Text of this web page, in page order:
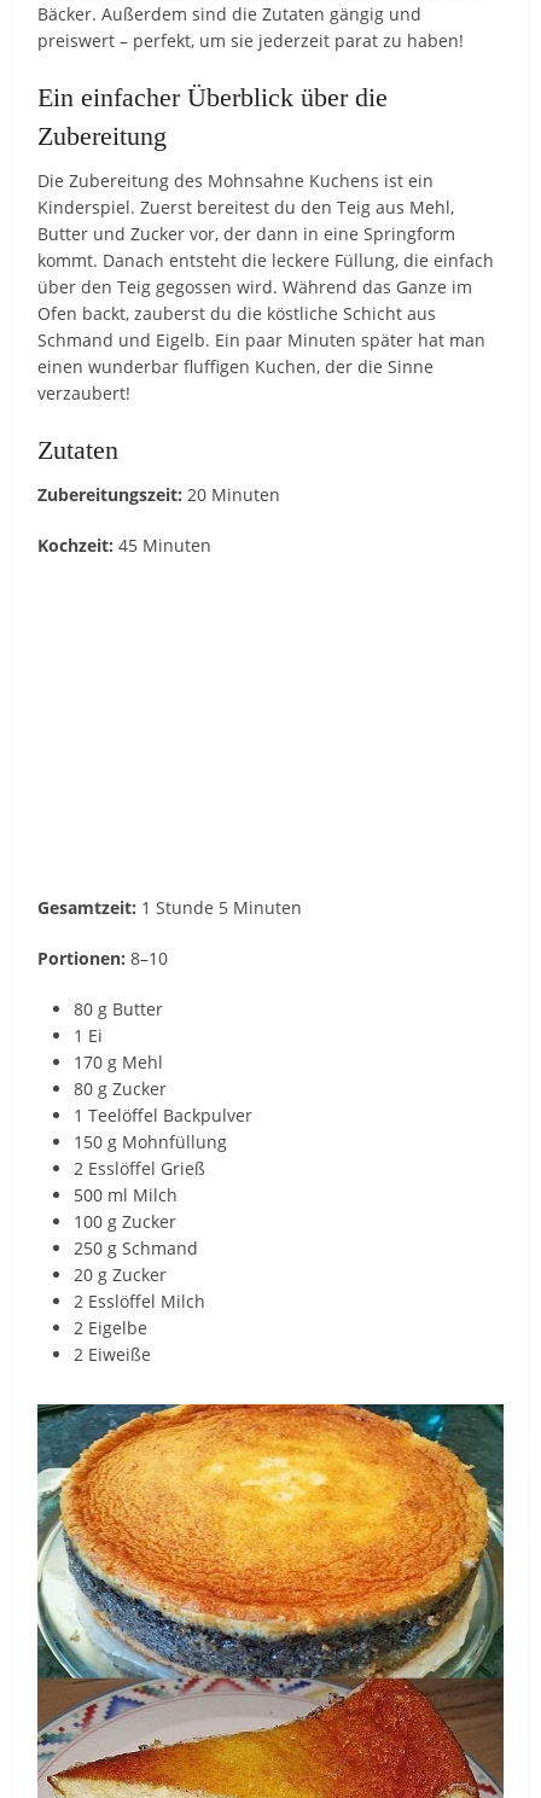
Bäcker. Außerdem sind die Zutaten gängig und
preiswert – perfekt, um sie jederzeit parat zu haben!
Ein einfacher Überblick über die
Zubereitung
Die Zubereitung des Mohnsahne Kuchens ist ein
Kinderspiel. Zuerst bereitest du den Teig aus Mehl,
Butter und Zucker vor, der dann in eine Springform
kommt. Danach entsteht die leckere Füllung, die einfach
über den Teig gegossen wird. Während das Ganze im
Ofen backt, zauberst du die köstliche Schicht aus
Schmand und Eigelb. Ein paar Minuten später hat man
einen wunderbar fluffigen Kuchen, der die Sinne
verzaubert!
Zutaten
Zubereitungszeit: 20 Minuten
Kochzeit: 45 Minuten
Gesamtzeit: 1 Stunde 5 Minuten
Portionen: 8–10
80 g Butter
1 Ei
170 g Mehl
80 g Zucker
1 Teelöffel Backpulver
150 g Mohnfüllung
2 Esslöffel Grieß
500 ml Milch
100 g Zucker
250 g Schmand
20 g Zucker
2 Esslöffel Milch
2 Eigelbe
2 Eiweiße